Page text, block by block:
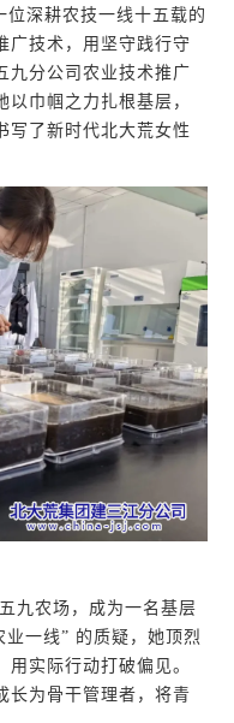
深耕农技一线十五载的
广技术，用坚守践行守
九分公司农业技术推广
巾帼之力扎根基层，
写了新时代北大荒女性
九农场，成为一名基层
一线” 的质疑，她顶烈
实际行动打破偏见。
长为骨干管理者，将青